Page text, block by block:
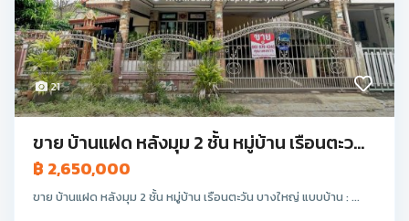
21
ขาย บ้านแฝด หลังมุม 2 ชั้น หมู่บ้าน เรือนตะว...
฿ 2,650,000
ขาย บ้านแฝด หลังมุม 2 ชั้น หมู่บ้าน เรือนตะวัน บางใหญ่ แบบบ้าน : ...